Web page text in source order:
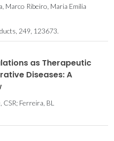
Marco Ribeiro, Maria Emília
249, 123673.
as Therapeutic
Diseases: A
Ferreira, BL